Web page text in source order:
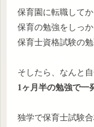
保育園に転職してか
保育の勉強をしっ
保育士資格試験の勉
そしたら、なんと
1ヶ月半の勉強で一
独学で保育士試験